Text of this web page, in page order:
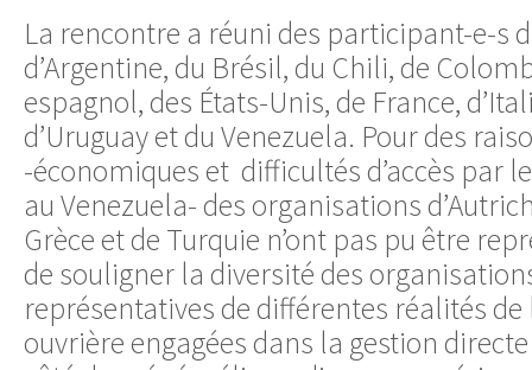
La rencontre a réuni des participant-e-s
d’Argentine, du Brésil, du Chili, de
espagnol, des États-Unis, de France,
d’Uruguay et du Venezuela. Pour des
-économiques et difficultés d’accès par
au Venezuela- des organisations
Grèce et de Turquie n’ont pas pu être
de souligner la diversité des
représentatives de différentes réalités
ouvrière engagées dans la gestion